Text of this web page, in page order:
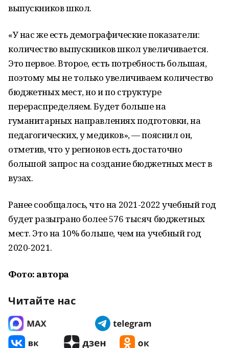
выпускников школ.
«У нас же есть демографические показатели:
количество выпускников школ увеличивается.
Это первое. Второе, есть потребность большая,
поэтому мы не только увеличиваем количество
бюджетных мест, но и по структуре
перераспределяем. Будет больше на
гуманитарных направлениях подготовки, на
педагогических, у медиков», — пояснил он,
отметив, что у регионов есть достаточно
большой запрос на создание бюджетных мест в
вузах.
Ранее сообщалось, что на 2021-2022 учебный год
будет разыграно более 576 тысяч бюджетных
мест. Это на 10% больше, чем на учебный год
2020-2021.
Фото: автора
Читайте нас